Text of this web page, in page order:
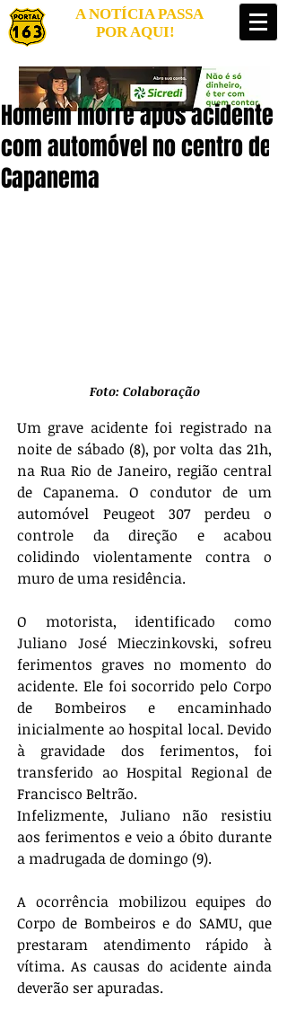
A NOTÍCIA PASSA
POR AQUI!
Homem morre após acidente
com automóvel no centro de
Capanema
Foto: Colaboração
Um grave acidente foi registrado na
noite de sábado (8), por volta das 21h,
na Rua Rio de Janeiro, região central
de Capanema. O condutor de um
automóvel Peugeot 307 perdeu o
controle da direção e acabou
colidindo violentamente contra o
muro de uma residência.
Juliano José Mieczinkovski, sofreu
ferimentos graves no momento do
acidente. Ele foi socorrido pelo Corpo
de Bombeiros e encaminhado
inicialmente ao hospital local. Devido
à gravidade dos ferimentos, foi
transferido ao Hospital Regional de
Francisco Beltrão.
Infelizmente, Juliano não resistiu
aos ferimentos e veio a óbito durante
a madrugada de domingo (9).
A ocorrência mobilizou equipes do
Corpo de Bombeiros e do SAMU, que
prestaram atendimento rápido à
vítima. As causas do acidente ainda
deverão ser apuradas.